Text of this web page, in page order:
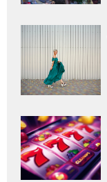
Adaugă
aici textul
pentru
subtitlu
Adaugă
aici textul
pentru
subtitlu